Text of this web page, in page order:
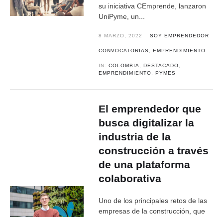
su iniciativa CEmprende, lanzaron
UniPyme, un...
8 MARZO, 2022 SOY EMPRENDEDOR
CONVOCATORIAS ,EMPRENDIMIENTO
IN:COLOMBIA ,DESTACADO
EMPRENDIMIENTO
,PYMES
El emprendedor que
busca digitalizar la
industria de la
construcción a través
de una plataforma
colaborativa
Uno de los principales retos de las
empresas de la construcción, que